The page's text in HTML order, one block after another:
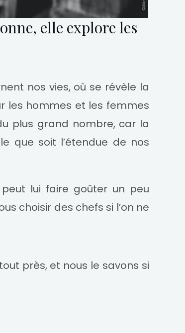
elle explore les
nos vies, où se révèle la
les hommes et les femmes
plus grand nombre, car la
que soit l’étendue de nos
peut lui faire goûter un peu
choisir des chefs si l’on ne
près, et nous le savons si